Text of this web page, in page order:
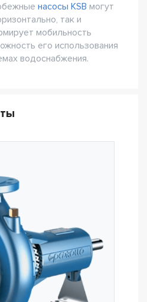
насосы KSB могут
так и
мобильность
его использования
водоснабжения.